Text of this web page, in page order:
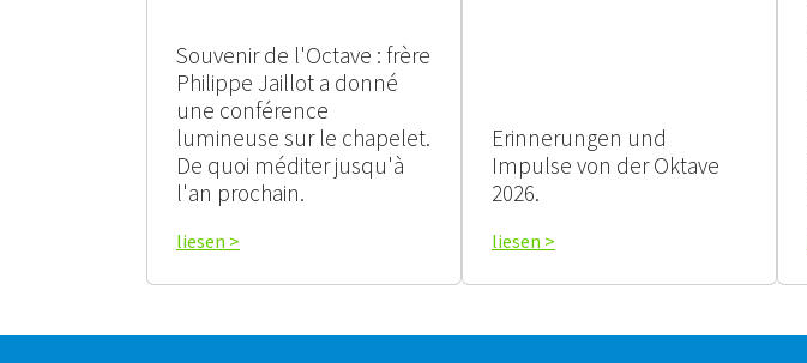
Souvenir de l'Octave : frère
Philippe Jaillot a donné
une conférence
lumineuse sur le chapelet.
De quoi méditer jusqu'à
l'an prochain.
liesen >
Erinnerungen und
Impulse von der Oktave
2026.
liesen >